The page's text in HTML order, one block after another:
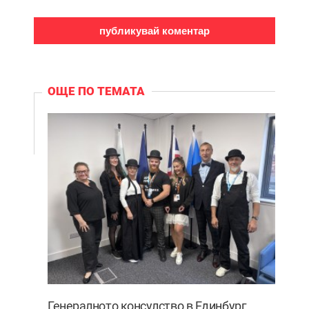
ОЩЕ ПО ТЕМАТА
Генералното консулство в Единбург